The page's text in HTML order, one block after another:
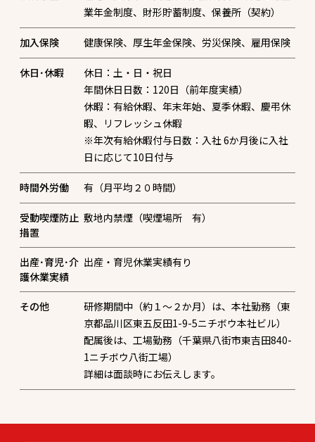
業年金制度、財形貯蓄制度、保養所（契約）
加入保険 健康保険、厚生年金保険、労災保険、雇用保険
休日･休暇
休日：土・日・祝日
年間休日日数：120日（前年度実績）
休暇：有給休暇、年末年始、夏季休暇、慶弔休
暇、リフレッシュ休暇
※年次有給休暇付与日数：入社 6か月後に入社
日に応じて10日付与
時間外労働 有（月平均２０時間）
受動喫煙防止
措置
敷地内禁煙（喫煙場所 有）
出産･育児･介
護休業実績
出産・育児休業実績有り
その他
研修期間中（約１～２か月）は、本社勤務（東
京都品川区東五反田1-9-5ニチボウ本社ビル）
配属後は、工場勤務（千葉県八街市東吉田840-
1ニチボウ八街工場）
詳細は面談時にお伝えします。